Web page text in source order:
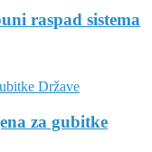
raspad sistema
za gubitke